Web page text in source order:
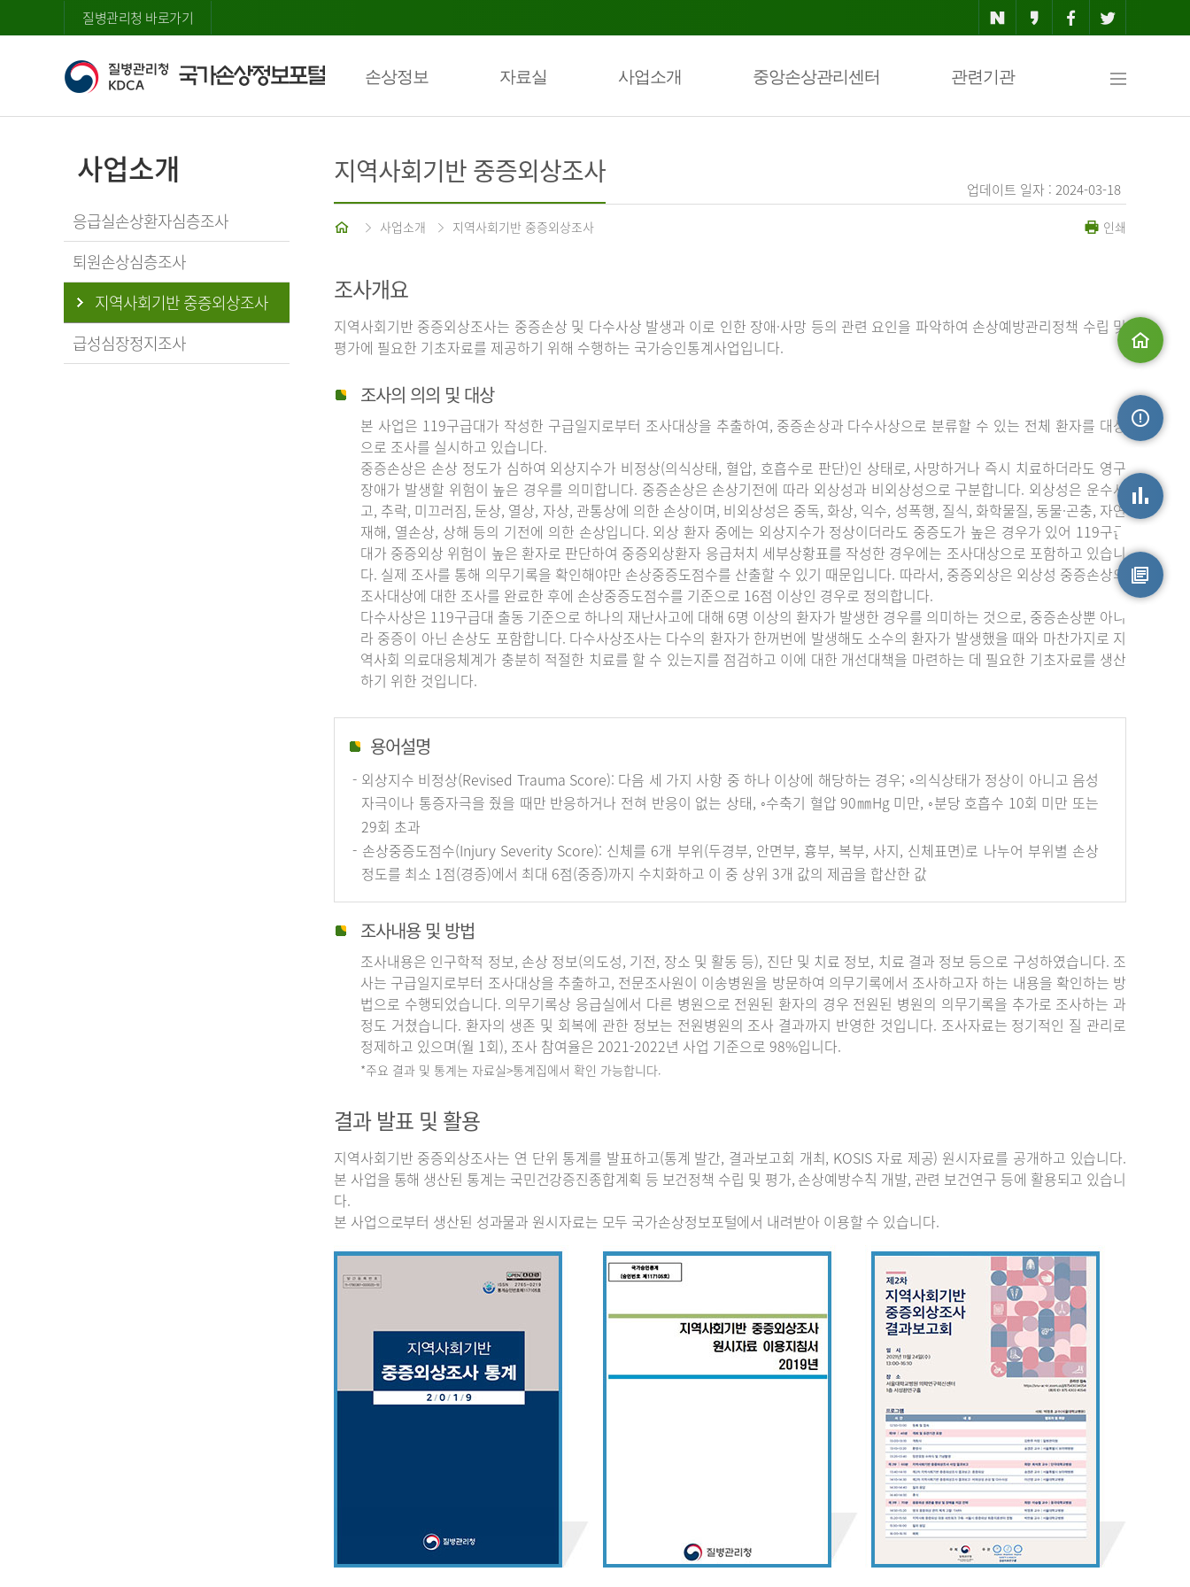
질병관리청 바로가기
손상정보 자료실 사업소개 중앙손상관리센터 관련기관
맵
사업소개
응급실손상환자심층조사
퇴원손상심층조사
지역사회기반 중증외상조사
급성심장정지조사
업데이트 일자 : 2024-03-18
지역사회기반 중증외상조사
홈 사업소개 지역사회기반 중증외상조사 인쇄
조사개요
지역사회기반 중증외상조사는 중증손상 및 다수사상 발생과 이로 인한 장애·사망 등의 관련 요인을 파악하여 손상예방관리정책 수립 및
평가에 필요한 기초자료를 제공하기 위해 수행하는 국가승인통계사업입니다.
조사의 의의 및 대상
본 사업은 119구급대가 작성한 구급일지로부터 조사대상을 추출하여, 중증손상과 다수사상으로 분류할 수 있는 전체 환자를 대상
으로 조사를 실시하고 있습니다.
중증손상은 손상 정도가 심하여 외상지수가 비정상(의식상태, 혈압, 호흡수로 판단)인 상태로, 사망하거나 즉시 치료하더라도 영구
장애가 발생할 위험이 높은 경우를 의미합니다. 중증손상은 손상기전에 따라 외상성과 비외상성으로 구분합니다. 외상성은 운수사
고, 추락, 미끄러짐, 둔상, 열상, 자상, 관통상에 의한 손상이며, 비외상성은 중독, 화상, 익수, 성폭행, 질식, 화학물질, 동물·곤충, 자연
재해, 열손상, 상해 등의 기전에 의한 손상입니다. 외상 환자 중에는 외상지수가 정상이더라도 중증도가 높은 경우가 있어 119구급
대가 중증외상 위험이 높은 환자로 판단하여 중증외상환자 응급처치 세부상황표를 작성한 경우에는 조사대상으로 포함하고 있습니
다. 실제 조사를 통해 의무기록을 확인해야만 손상중증도점수를 산출할 수 있기 때문입니다. 따라서, 중증외상은 외상성 중증손상의
조사대상에 대한 조사를 완료한 후에 손상중증도점수를 기준으로 16점 이상인 경우로 정의합니다.
다수사상은 119구급대 출동 기준으로 하나의 재난사고에 대해 6명 이상의 환자가 발생한 경우를 의미하는 것으로, 중증손상뿐 아니
라 중증이 아닌 손상도 포함합니다. 다수사상조사는 다수의 환자가 한꺼번에 발생해도 소수의 환자가 발생했을 때와 마찬가지로 지
역사회 의료대응체계가 충분히 적절한 치료를 할 수 있는지를 점검하고 이에 대한 개선대책을 마련하는 데 필요한 기초자료를 생산
하기 위한 것입니다.
용어설명
- 외상지수 비정상(Revised Trauma Score): 다음 세 가지 사항 중 하나 이상에 해당하는 경우; ◦의식상태가 정상이 아니고 음성
자극이나 통증자극을 줬을 때만 반응하거나 전혀 반응이 없는 상태, ◦수축기 혈압 90㎜Hg 미만, ◦분당 호흡수 10회 미만 또는
29회 초과
- 손상중증도점수(Injury Severity Score): 신체를 6개 부위(두경부, 안면부, 흉부, 복부, 사지, 신체표면)로 나누어 부위별 손상
정도를 최소 1점(경증)에서 최대 6점(중증)까지 수치화하고 이 중 상위 3개 값의 제곱을 합산한 값
조사내용 및 방법
조사내용은 인구학적 정보, 손상 정보(의도성, 기전, 장소 및 활동 등), 진단 및 치료 정보, 치료 결과 정보 등으로 구성하였습니다. 조
사는 구급일지로부터 조사대상을 추출하고, 전문조사원이 이송병원을 방문하여 의무기록에서 조사하고자 하는 내용을 확인하는 방
법으로 수행되었습니다. 의무기록상 응급실에서 다른 병원으로 전원된 환자의 경우 전원된 병원의 의무기록을 추가로 조사하는 과
정도 거쳤습니다. 환자의 생존 및 회복에 관한 정보는 전원병원의 조사 결과까지 반영한 것입니다. 조사자료는 정기적인 질 관리로
정제하고 있으며(월 1회), 조사 참여율은 2021-2022년 사업 기준으로 98%입니다.
*주요 결과 및 통계는 자료실>통계집에서 확인 가능합니다.
결과 발표 및 활용
지역사회기반 중증외상조사는 연 단위 통계를 발표하고(통계 발간, 결과보고회 개최, KOSIS 자료 제공) 원시자료를 공개하고 있습니다.
본 사업을 통해 생산된 통계는 국민건강증진종합계획 등 보건정책 수립 및 평가, 손상예방수칙 개발, 관련 보건연구 등에 활용되고 있습니
다.
본 사업으로부터 생산된 성과물과 원시자료는 모두 국가손상정보포털에서 내려받아 이용할 수 있습니다.
손상통계